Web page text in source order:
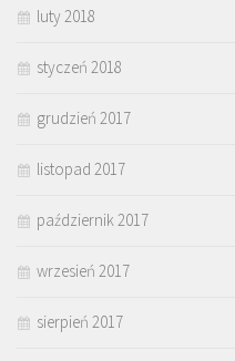
luty 2018
styczeń 2018
grudzień 2017
listopad 2017
październik 2017
wrzesień 2017
sierpień 2017